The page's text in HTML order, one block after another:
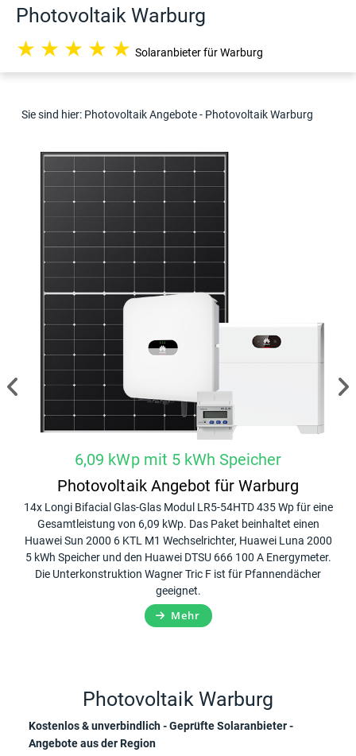
Photovoltaik Warburg
★ ★ ★ ★ ★ Solaranbieter für Warburg
Sie sind hier: Photovoltaik Angebote- Photovoltaik Warburg
6,09 kWp mit 5 kWh Speicher
Photovoltaik Angebot für Warburg
14x Longi Bifacial Glas-Glas Modul LR5-54HTD 435 Wp für eine
Gesamtleistung von 6,09 kWp. Das Paket beinhaltet einen
Huawei Sun 2000 6 KTL M1 Wechselrichter, Huawei Luna 2000
5 kWh Speicher und den Huawei DTSU 666 100 A Energymeter.
Die Unterkonstruktion Wagner Tric F ist für Pfannendächer
geeignet.
Mehr
Photovoltaik Warburg
Kostenlos & unverbindlich - Geprüfte Solaranbieter -
Angebote aus der Region